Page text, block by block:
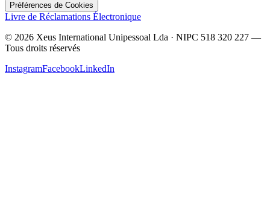
Préférences de Cookies
Livre de Réclamations Électronique
© 2026 Xeus International Unipessoal Lda · NIPC 518 320 227 —
Tous droits réservés
InstagramFacebookLinkedIn